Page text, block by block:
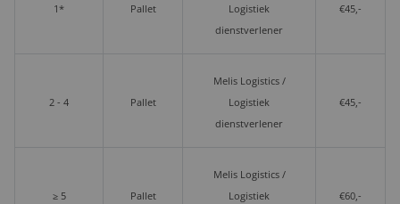
1* Pallet
Logistiek
dienstverlener
€45,-
2 - 4 Pallet
Melis Logistics /
Logistiek
dienstverlener
€45,-
≥ 5 Pallet
Melis Logistics /
Logistiek
€60,-